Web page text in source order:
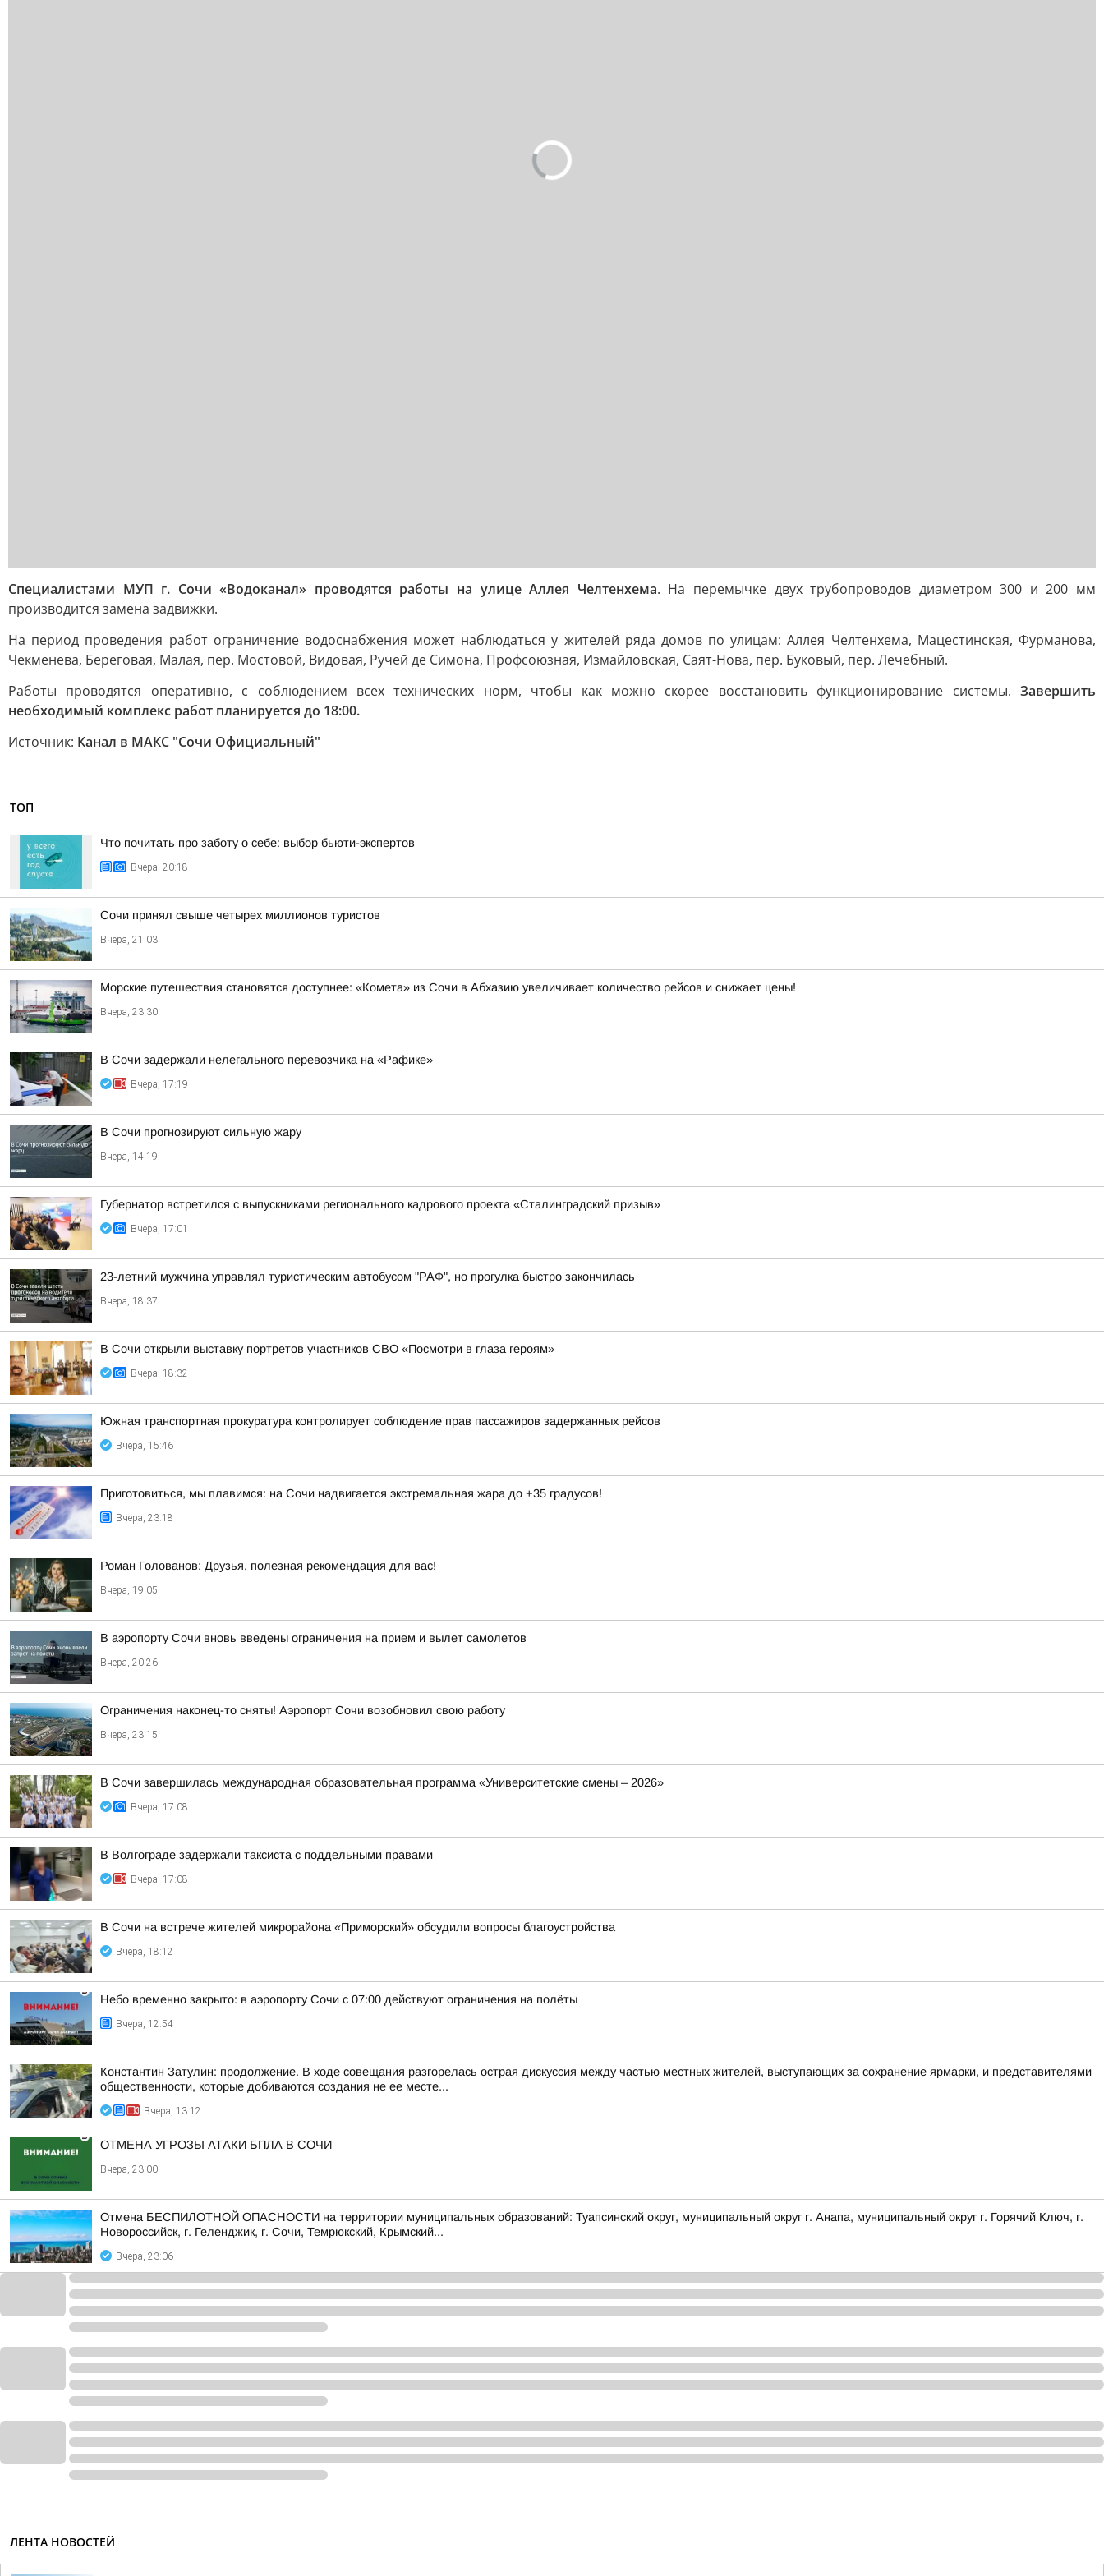
Специалистами МУП г. Сочи «Водоканал» проводятся работы на улице Аллея Челтенхема. На перемычке двух трубопроводов диаметром 300 и 200 мм
производится замена задвижки.
На период проведения работ ограничение водоснабжения может наблюдаться у жителей ряда домов по улицам: Аллея Челтенхема, Мацестинская, Фурманова,
Чекменева, Береговая, Малая, пер. Мостовой, Видовая, Ручей де Симона, Профсоюзная, Измайловская, Саят-Нова, пер. Буковый, пер. Лечебный.
Работы проводятся оперативно, с соблюдением всех технических норм, чтобы как можно скорее восстановить функционирование системы. Завершить
необходимый комплекс работ планируется до 18:00.
Источник: Канал в МАКС "Сочи Официальный"
ТОП
Что почитать про заботу о себе: выбор бьюти-экспертов
Вчера, 20:18
Сочи принял свыше четырех миллионов туристов
Вчера, 21:03
Морские путешествия становятся доступнее: «Комета» из Сочи в Абхазию увеличивает количество рейсов и снижает цены!
Вчера, 23:30
В Сочи задержали нелегального перевозчика на «Рафике»
Вчера, 17:19
В Сочи прогнозируют сильную жару
Вчера, 14:19
Губернатор встретился с выпускниками регионального кадрового проекта «Сталинградский призыв»
Вчера, 17:01
23-летний мужчина управлял туристическим автобусом "РАФ", но прогулка быстро закончилась
Вчера, 18:37
В Сочи открыли выставку портретов участников СВО «Посмотри в глаза героям»
Вчера, 18:32
Южная транспортная прокуратура контролирует соблюдение прав пассажиров задержанных рейсов
Вчера, 15:46
Приготовиться, мы плавимся: на Сочи надвигается экстремальная жара до +35 градусов!
Вчера, 23:18
Роман Голованов: Друзья, полезная рекомендация для вас!
Вчера, 19:05
В аэропорту Сочи вновь введены ограничения на прием и вылет самолетов
Вчера, 20:26
Ограничения наконец-то сняты! Аэропорт Сочи возобновил свою работу
Вчера, 23:15
В Сочи завершилась международная образовательная программа «Университетские смены – 2026»
Вчера, 17:08
В Волгограде задержали таксиста с поддельными правами
Вчера, 17:08
В Сочи на встрече жителей микрорайона «Приморский» обсудили вопросы благоустройства
Вчера, 18:12
Небо временно закрыто: в аэропорту Сочи с 07:00 действуют ограничения на полёты
Вчера, 12:54
Константин Затулин: продолжение. В ходе совещания разгорелась острая дискуссия между частью местных жителей, выступающих за сохранение ярмарки, и представителями
общественности, которые добиваются создания не ее месте...
Вчера, 13:12
ОТМЕНА УГРОЗЫ АТАКИ БПЛА В СОЧИ
Вчера, 23:00
Отмена БЕСПИЛОТНОЙ ОПАСНОСТИ на территории муниципальных образований: Туапсинский округ, муниципальный округ г. Анапа, муниципальный округ г. Горячий Ключ, г.
Новороссийск, г. Геленджик, г. Сочи, Темрюкский, Крымский...
Вчера, 23:06
ЛЕНТА НОВОСТЕЙ